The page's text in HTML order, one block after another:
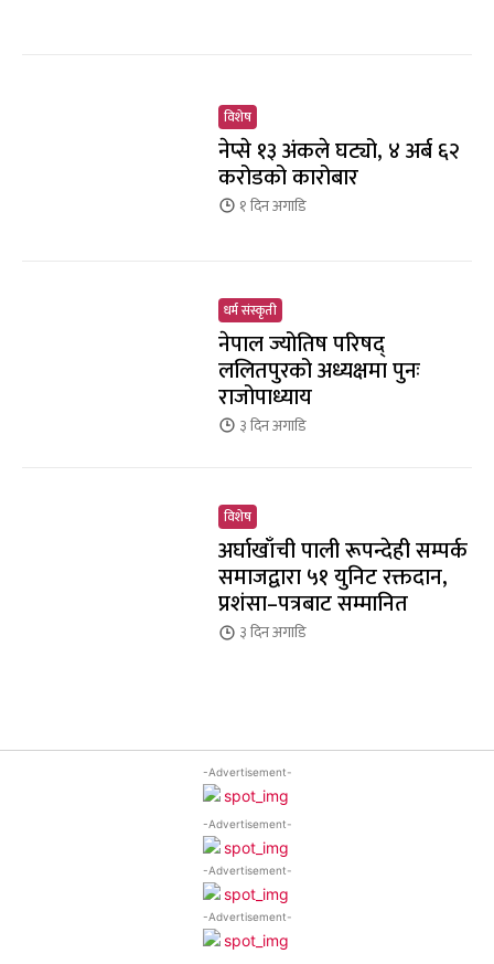
विशेष
नेप्से १३ अंकले घट्यो, ४ अर्ब ६२
करोडको कारोबार
१ दिनअगाडि
धर्म संस्कृती
नेपाल ज्योतिष परिषद्
ललितपुरको अध्यक्षमा पुनः
राजोपाध्याय
३ दिनअगाडि
विशेष
अर्घाखाँची पाली रूपन्देही सम्पर्क
समाजद्वारा ५१ युनिट रक्तदान,
प्रशंसा–पत्रबाट सम्मानित
३ दिनअगाडि
-Advertisement-
-Advertisement-
-Advertisement-
-Advertisement-